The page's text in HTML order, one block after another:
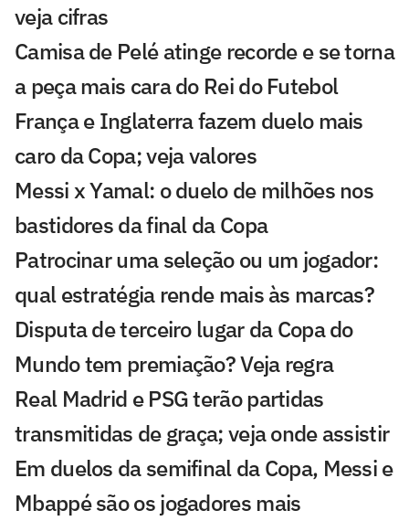
veja cifras
Camisa de Pelé atinge recorde e se torna
a peça mais cara do Rei do Futebol
França e Inglaterra fazem duelo mais
caro da Copa; veja valores
Messi x Yamal: o duelo de milhões nos
bastidores da final da Copa
Patrocinar uma seleção ou um jogador:
qual estratégia rende mais às marcas?
Disputa de terceiro lugar da Copa do
Mundo tem premiação? Veja regra
Real Madrid e PSG terão partidas
transmitidas de graça; veja onde assistir
Em duelos da semifinal da Copa, Messi e
Mbappé são os jogadores mais